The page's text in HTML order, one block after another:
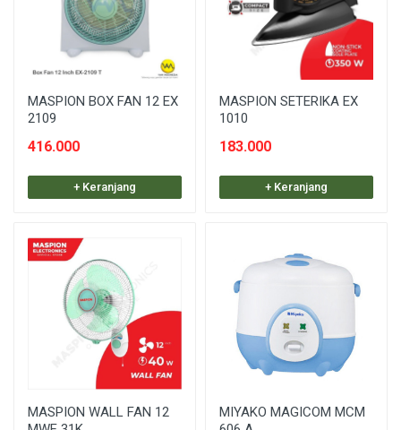
MASPION BOX FAN 12 EX
2109
416.000
+ Keranjang
MASPION SETERIKA EX
1010
183.000
+ Keranjang
MASPION WALL FAN 12
MIYAKO MAGICOM MCM